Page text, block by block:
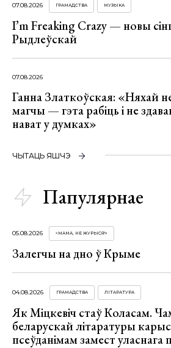
07.08.2026 ГРАМАДСТВА МУЗЫКА
I’m Freaking Crazy — новы
Рыдлеўскай
07.08.2026
Ганна Златкоўская: «Няхай
магчы — гэта рабіць і не
нават у думках»
ЧЫТАЦЬ ЯШЧЭ
Папулярнае
05.08.2026 «МАМА, НЕ ЖУРЫСЯ!»
Залегчы на дно ў Крыме
04.08.2026 ГРАМАДСТВА ЛІТАРАТУРА
Як Міцкевіч стаў Коласам.
беларускай літаратуры
псеўданімам замест уласнага